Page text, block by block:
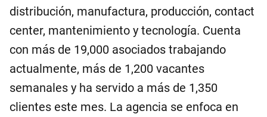
distribución, manufactura, producción, contact
center, mantenimiento y tecnología. Cuenta
con más de 19,000 asociados trabajando
actualmente, más de 1,200 vacantes
semanales y ha servido a más de 1,350
clientes este mes. La agencia se enfoca en